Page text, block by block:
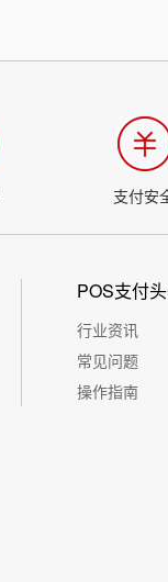
支付安
POS支付
行业资讯
常见问题
操作指南